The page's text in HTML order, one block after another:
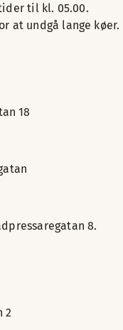
til kl. 05.00.
at undgå lange køer.
18
8.
2